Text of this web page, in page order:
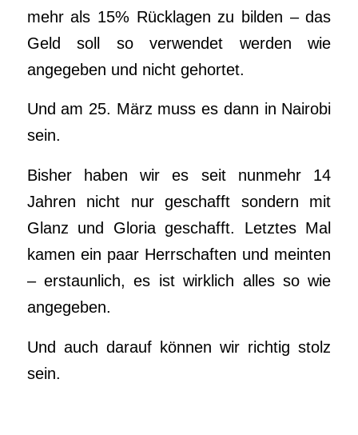
mehr als 15% Rücklagen zu bilden – das
Geld soll so verwendet werden wie
angegeben und nicht gehortet.
Und am 25. März muss es dann in Nairobi
sein.
Bisher haben wir es seit nunmehr 14
Jahren nicht nur geschafft sondern mit
Glanz und Gloria geschafft. Letztes Mal
kamen ein paar Herrschaften und meinten
– erstaunlich, es ist wirklich alles so wie
angegeben.
Und auch darauf können wir richtig stolz
sein.